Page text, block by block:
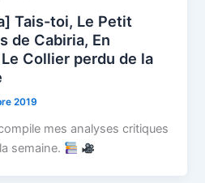
Tais-toi, Le Petit
de Cabiria, En
Collier perdu de la
2019
mes analyses critiques
semaine.